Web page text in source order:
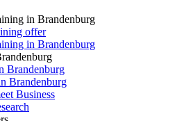
in Brandenburg
offer
in Brandenburg
Brandenburg
Brandenburg
Business